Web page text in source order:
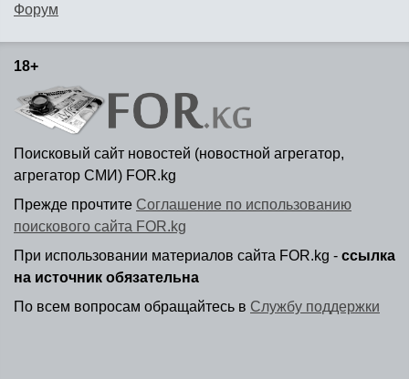
Форум
18+
Поисковый сайт новостей (новостной агрегатор,
агрегатор СМИ) FOR.kg
Прежде прочтите Соглашение по использованию
поискового сайта FOR.kg
При использовании материалов сайта FOR.kg - ссылка
на источник обязательна
По всем вопросам обращайтесь в Службу поддержки